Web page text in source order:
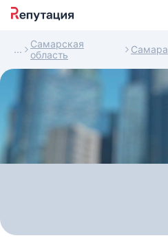
Самарская
область
Самара